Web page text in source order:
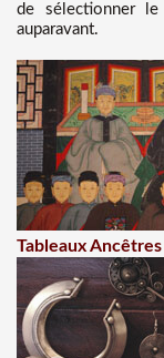
de sélectionner
auparavant.
Tableaux Ancêtres